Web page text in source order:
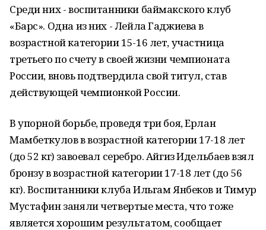
Среди них - воспитанники баймакского клуб
«Барс». Одна из них - Лейла Гаджиева в
возрастной категории 15-16 лет, участница
третьего по счету в своей жизни чемпионата
России, вновь подтвердила свой титул, став
действующей чемпионкой России.
В упорной борьбе, проведя три боя, Ерлан
Мамбеткулов в возрастной категории 17-18 лет
(до 52 кг) завоевал серебро. Айгиз Идельбаев взял
бронзу в возрастной категории 17-18 лет (до 56
кг). Воспитанники клуба Ильгам Янбеков и Тимур
Мустафин заняли четвертые места, что тоже
является хорошим результатом, сообщает